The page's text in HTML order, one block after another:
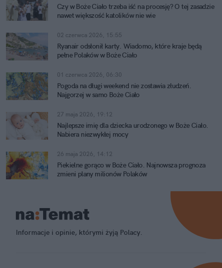
Czy w Boże Ciało trzeba iść na procesję? O tej zasadzie
nawet większość katolików nie wie
02 czerwca 2026, 15:55
Ryanair odsłonił karty. Wiadomo, które kraje będą
pełne Polaków w Boże Ciało
01 czerwca 2026, 06:30
Pogoda na długi weekend nie zostawia złudzeń.
Najgorzej w samo Boże Ciało
27 maja 2026, 19:12
Najlepsze imię dla dziecka urodzonego w Boże Ciało.
Nabiera niezwykłej mocy
26 maja 2026, 14:12
Piekielne gorąco w Boże Ciało. Najnowsza prognoza
zmieni plany milionów Polaków
Informacje i opinie, którymi żyją Polacy.